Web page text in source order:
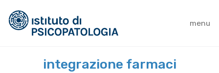
menu
integrazione farmaci